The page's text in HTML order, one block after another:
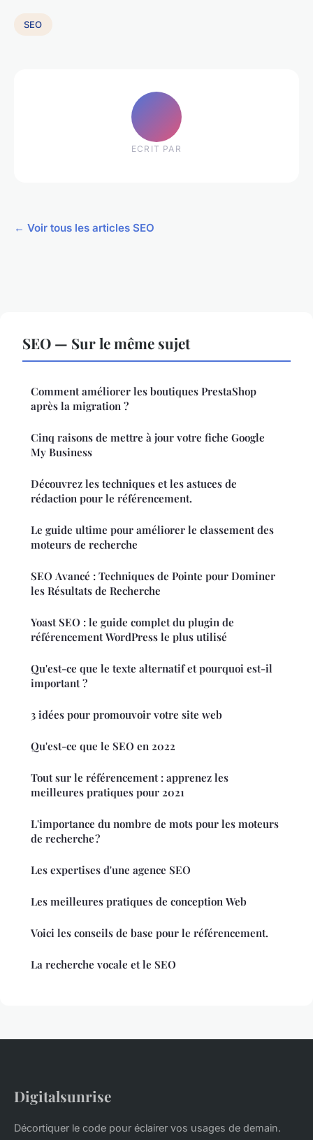
SEO
ECRIT PAR
← Voir tous les articles SEO
SEO — Sur le même sujet
Comment améliorer les boutiques PrestaShop
après la migration ?
Cinq raisons de mettre à jour votre fiche Google
My Business
Découvrez les techniques et les astuces de
rédaction pour le référencement.
Le guide ultime pour améliorer le classement des
moteurs de recherche
SEO Avancé : Techniques de Pointe pour Dominer
les Résultats de Recherche
Yoast SEO : le guide complet du plugin de
référencement WordPress le plus utilisé
Qu'est-ce que le texte alternatif et pourquoi est-il
important ?
3 idées pour promouvoir votre site web
Qu'est-ce que le SEO en 2022
Tout sur le référencement : apprenez les
meilleures pratiques pour 2021
L'importance du nombre de mots pour les moteurs
de recherche ?
Les expertises d'une agence SEO
Les meilleures pratiques de conception Web
Voici les conseils de base pour le référencement.
La recherche vocale et le SEO
Digitalsunrise
Décortiquer le code pour éclairer vos usages de demain.